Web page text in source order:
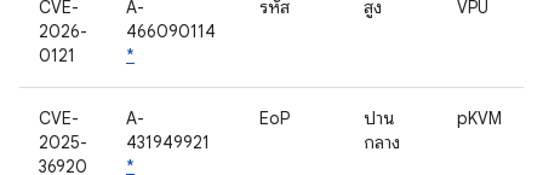
CVE-
2026-
0121
A-
466090114
*
รหัส สูง VPU
CVE-
2025-
36920
A-
431949921
*
EoP
ปาน
กลาง
pKVM